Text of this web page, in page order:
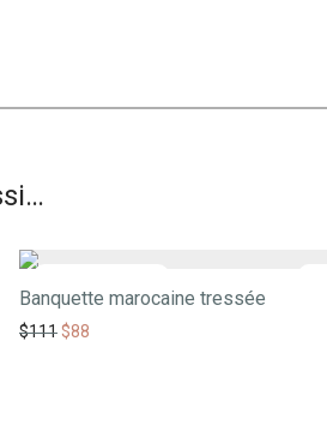
Banquette marocaine tressée
$111$88